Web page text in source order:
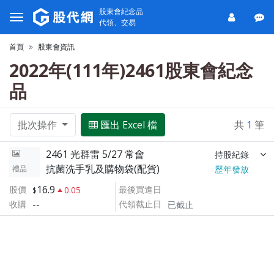
股東會紀念品
代領、交易
首頁 股東會資訊
2022年(111年)2461股東會紀念
品
批次操作 匯出 Excel 檔 共 1 筆
禮品
2461 光群雷 5/27 常會 持股紀錄
抗菌洗手乳及購物袋(配貨)
歷年發放
股價
16.9
0.05
收購 --
最後買進日
代領截止日
已截止